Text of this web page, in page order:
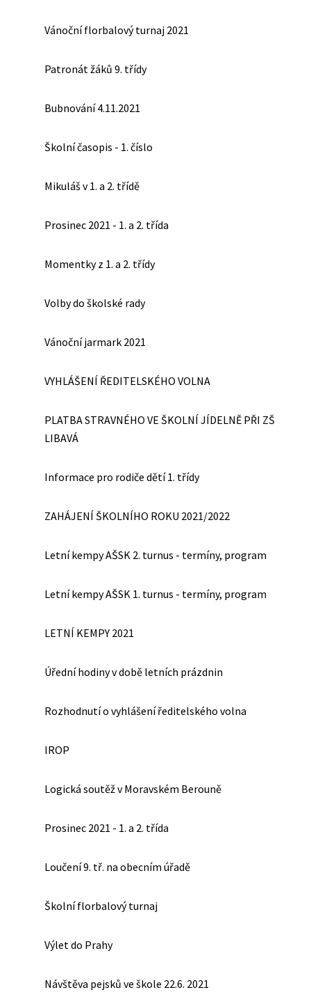
Vánoční florbalový turnaj 2021
Patronát žáků 9. třídy
Bubnování 4.11.2021
Školní časopis - 1. číslo
Mikuláš v 1. a 2. třídě
Prosinec 2021 - 1. a 2. třída
Momentky z 1. a 2. třídy
Volby do školské rady
Vánoční jarmark 2021
VYHLÁŠENÍ ŘEDITELSKÉHO VOLNA
PLATBA STRAVNÉHO VE ŠKOLNÍ JÍDELNĚ PŘI ZŠ
LIBAVÁ
Informace pro rodiče dětí 1. třídy
ZAHÁJENÍ ŠKOLNÍHO ROKU 2021/2022
Letní kempy AŠSK 2. turnus - termíny, program
Letní kempy AŠSK 1. turnus - termíny, program
LETNÍ KEMPY 2021
Úřední hodiny v době letních prázdnin
Rozhodnutí o vyhlášení ředitelského volna
IROP
Logická soutěž v Moravském Berouně
Prosinec 2021 - 1. a 2. třída
Loučení 9. tř. na obecním úřadě
Školní florbalový turnaj
Výlet do Prahy
Návštěva pejsků ve škole 22.6. 2021